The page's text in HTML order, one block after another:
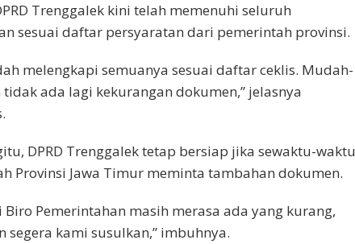
Trenggalek kini telah memenuhi seluruh
sesuai daftar persyaratan dari pemerintah provinsi.
melengkapi semuanya sesuai daftar ceklis. Mudah-
ada lagi kekurangan dokumen,” jelasnya
DPRD Trenggalek tetap bersiap jika sewaktu-waktu
Provinsi Jawa Timur meminta tambahan dokumen.
Biro Pemerintahan masih merasa ada yang kurang,
segera kami susulkan,” imbuhnya.